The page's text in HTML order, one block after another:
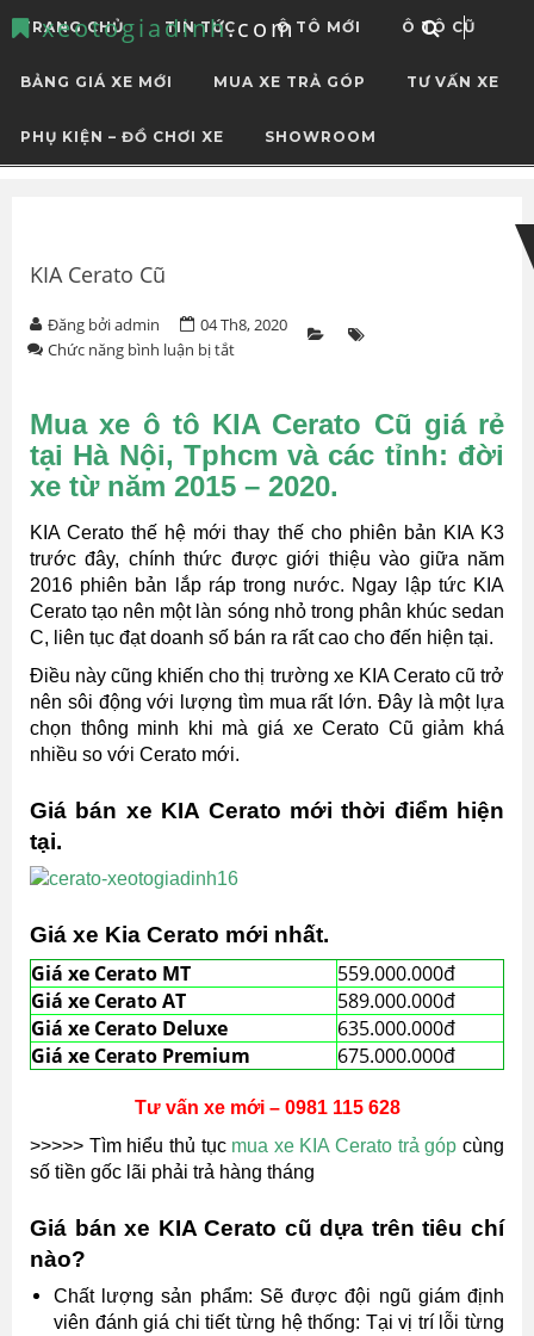
TRANG CHỦ TIN TỨC Ô TÔ MỚI Ô TÔ CŨ
BẢNG GIÁ XE MỚI MUA XE TRẢ GÓP TƯ VẤN XE
PHỤ KIỆN – ĐỒ CHƠI XE SHOWROOM
xeotogiadinh.com
KIA Cerato Cũ
Đăng bởi admin
04 Th8, 2020
Chức năng bình luận bị tắtở
Cũ
Mua xe ô tô KIA Cerato Cũ giá rẻ
tại Hà Nội, Tphcm và các tỉnh: đời
xe từ năm 2015 – 2020.
KIA Cerato thế hệ mới thay thế cho phiên bản KIA K3
trước đây, chính thức được giới thiệu vào giữa năm
2016 phiên bản lắp ráp trong nước. Ngay lập tức KIA
Cerato tạo nên một làn sóng nhỏ trong phân khúc sedan
C, liên tục đạt doanh số bán ra rất cao cho đến hiện tại.
Điều này cũng khiến cho thị trường xe KIA Cerato cũ trở
nên sôi động với lượng tìm mua rất lớn. Đây là một lựa
chọn thông minh khi mà giá xe Cerato Cũ giảm khá
nhiều so với Cerato mới.
Giá bán xe KIA Cerato mới thời điểm hiện
tại.
Giá xe Kia Cerato mới nhất.
Giá xe Cerato MT
559.000.000đ
Giá xe Cerato AT
589.000.000đ
Giá xe Cerato Deluxe
635.000.000đ
Giá xe Cerato Premium
675.000.000đ
Tư vấn xe mới – 0981 115 628
>>>>> Tìm hiểu thủ tục mua xe KIA Cerato trả góp cùng
số tiền gốc lãi phải trả hàng tháng
Giá bán xe KIA Cerato cũ dựa trên tiêu chí
nào?
Chất lượng sản phẩm: Sẽ được đội ngũ giám định
viên đánh giá chi tiết từng hệ thống: Tại vị trí lỗi từng